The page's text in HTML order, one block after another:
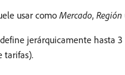
usar como Mercado, Región
jerárquicamente hasta
tarifas).